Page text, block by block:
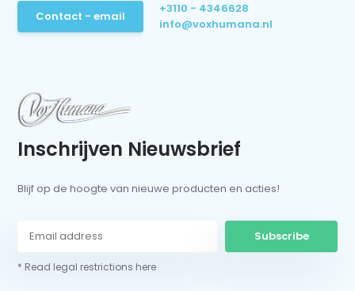
Contact - email
+3110 - 4346628
info@voxhumana.nl
Inschrijven Nieuwsbrief
Blijf op de hoogte van nieuwe producten en acties!
Subscribe
* Read legal restrictions here